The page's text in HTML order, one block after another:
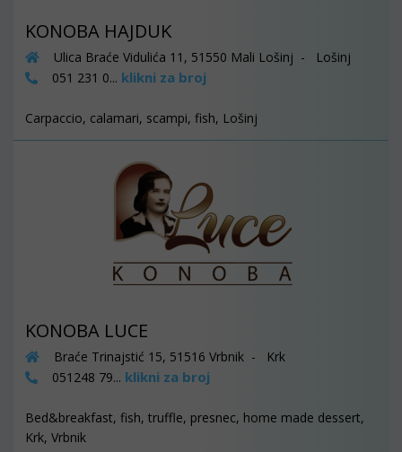
KONOBA HAJDUK
Ulica Braće Vidulića 11, 51550 Mali Lošinj - Lošinj
051 231 0... klikni za broj
Carpaccio, calamari, scampi, fish, Lošinj
KONOBA LUCE
Braće Trinajstić 15, 51516 Vrbnik - Krk
051248 79... klikni za broj
Bed&breakfast, fish, truffle, presnec, home made dessert,
Krk, Vrbnik